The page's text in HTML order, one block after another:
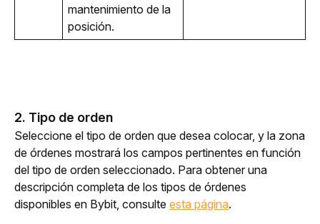
mantenimiento de la
posición.
2. Tipo de orden
Seleccione el tipo de orden que desea colocar, y la zona
de órdenes mostrará los campos pertinentes en función
del tipo de orden seleccionado. Para obtener una
descripción completa de los tipos de órdenes
disponibles en Bybit, consulte esta página.